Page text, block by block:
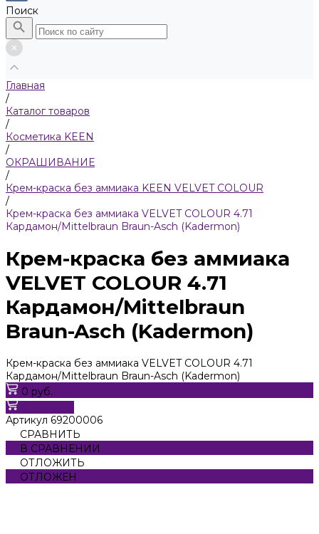
Поиск
Главная
/
Каталог товаров
/
Косметика KEEN
/
ОКРАШИВАНИЕ
/
Крем-краска без аммиака KEEN VELVET COLOUR
/
Крем-краска без аммиака VELVET COLOUR 4.71
Кардамон/Mittelbraun Braun-Asch (Kadermon)
Крем-краска без аммиака
VELVET COLOUR 4.71
Кардамон/Mittelbraun
Braun-Asch (Kadermon)
Крем-краска без аммиака VELVET COLOUR 4.71
Кардамон/Mittelbraun Braun-Asch (Kadermon)
0 руб.
Артикул 69200006
СРАВНИТЬ
В СРАВНЕНИИ
ОТЛОЖИТЬ
ОТЛОЖЕН